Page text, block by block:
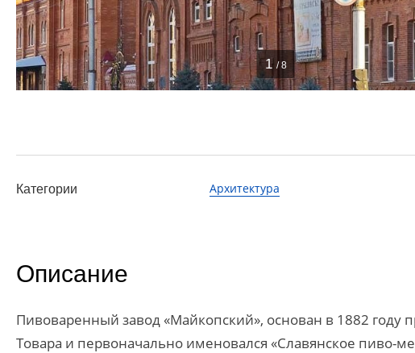
1 / 8
Категории Архитектура
Описание
Пивоваренный завод «Майкопский», основан в 1882
Товара и первоначально именовался «Славянское пиво-